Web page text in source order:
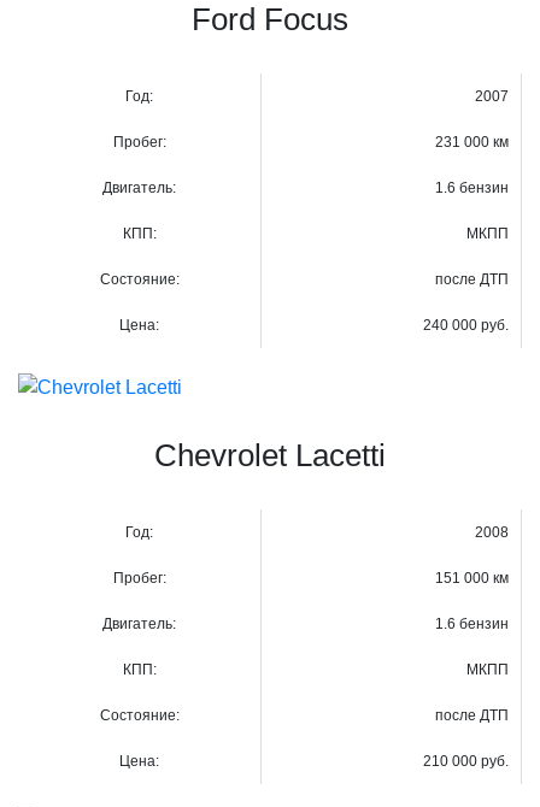
Ford Focus
Год: 2007
Пробег: 231 000 км
Двигатель: 1.6 бензин
КПП: МКПП
Состояние: после ДТП
Цена: 240 000 руб.
Chevrolet Lacetti
Год: 2008
Пробег: 151 000 км
Двигатель: 1.6 бензин
КПП: МКПП
Состояние: после ДТП
Цена: 210 000 руб.